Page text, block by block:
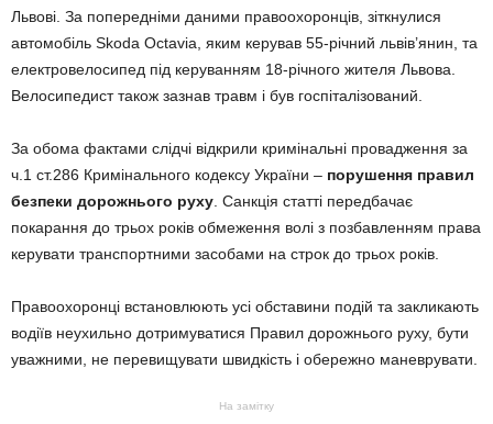
Львові. За попередніми даними правоохоронців, зіткнулися
автомобіль Skoda Octavia, яким керував 55-річний львів’янин, та
електровелосипед під керуванням 18-річного жителя Львова.
Велосипедист також зазнав травм і був госпіталізований.
За обома фактами слідчі відкрили кримінальні провадження за
ч.1 ст.286 Кримінального кодексу України – порушення правил
безпеки дорожнього руху . Санкція статті передбачає
покарання до трьох років обмеження волі з позбавленням права
керувати транспортними засобами на строк до трьох років.
Правоохоронці встановлюють усі обставини подій та закликають
водіїв неухильно дотримуватися Правил дорожнього руху, бути
уважними, не перевищувати швидкість і обережно маневрувати.
На замітку